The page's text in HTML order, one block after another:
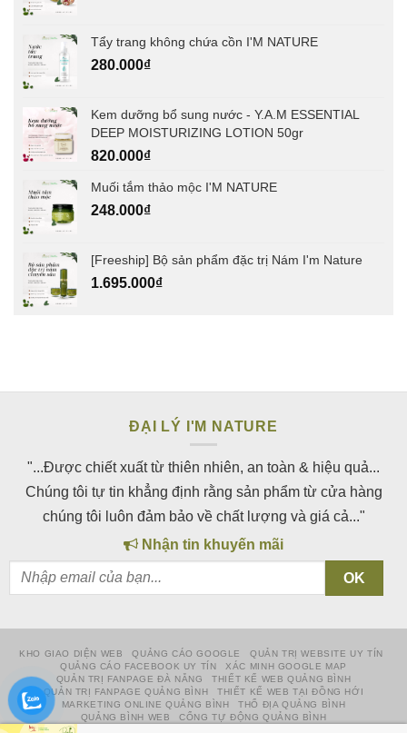
Tẩy trang không chứa cồn I'M NATURE
280.000₫
Kem dưỡng bổ sung nước - Y.A.M ESSENTIAL
DEEP MOISTURIZING LOTION 50gr
820.000₫
Muối tắm thảo mộc I'M NATURE
248.000₫
[Freeship] Bộ sản phẩm đặc trị Nám I'm Nature
1.695.000₫
ĐẠI LÝ I'M NATURE
"...Được chiết xuất từ thiên nhiên, an toàn & hiệu quả...
Chúng tôi tự tin khẳng định rằng sản phẩm từ cửa hàng
chúng tôi luôn đảm bảo về chất lượng và giá cả..."
Nhận tin khuyến mãi
KHO GIAO DIỆN WEB QUẢNG CÁO GOOGLE
QUẢN TRỊ WEBSITE UY TÍN
QUẢNG CÁO FACEBOOK UY TÍN
XÁC MINH GOOGLE MAP
QUẢN TRỊ FANPAGE ĐÀ NẴNG
THIẾT KẾ WEB QUẢNG BÌNH
QUẢN TRỊ FANPAGE QUẢNG BÌNH
THIẾT KẾ WEB TẠI ĐỒNG HỚI
MARKETING ONLINE QUẢNG BÌNH
THỔ ĐỊA QUẢNG BÌNH
QUẢNG BÌNH WEB
CỔNG TỰ ĐỘNG QUẢNG BÌNH